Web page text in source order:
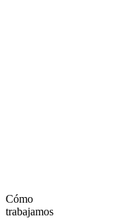
Cómo
trabajamos